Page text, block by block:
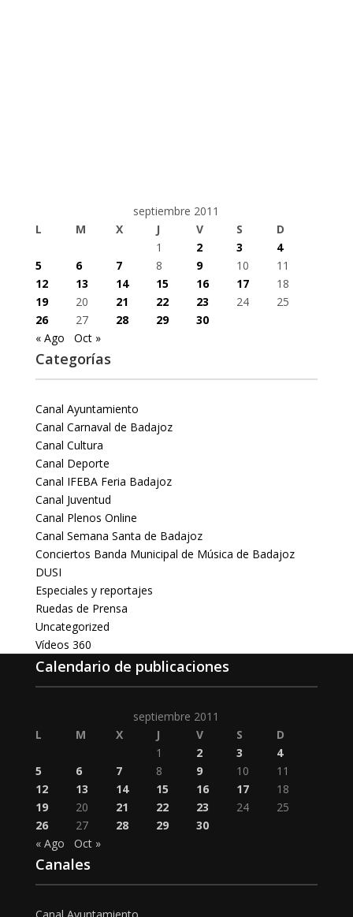
septiembre 2011
L
M X J V S
D
1
2 3
4
5
6 7 8 9 10
11
12
13 14 15 16 17
18
19
20 21 22 23 24
25
26
27 28 29
30
« Ago
Oct »
Categorías
Canal Ayuntamiento
Canal Carnaval de Badajoz
Canal Cultura
Canal Deporte
Canal IFEBA Feria Badajoz
Canal Juventud
Canal Plenos Online
Canal Semana Santa de Badajoz
Conciertos Banda Municipal de Música de Badajoz
DUSI
Especiales y reportajes
Ruedas de Prensa
Uncategorized
Vídeos 360
Calendario de publicaciones
septiembre 2011
L
M X J V S
D
1
2 3
4
5
6 7 8 9 10
11
12
13 14 15 16 17
18
19
20 21 22 23 24
25
26
27 28 29
30
« Ago
Oct »
Canales